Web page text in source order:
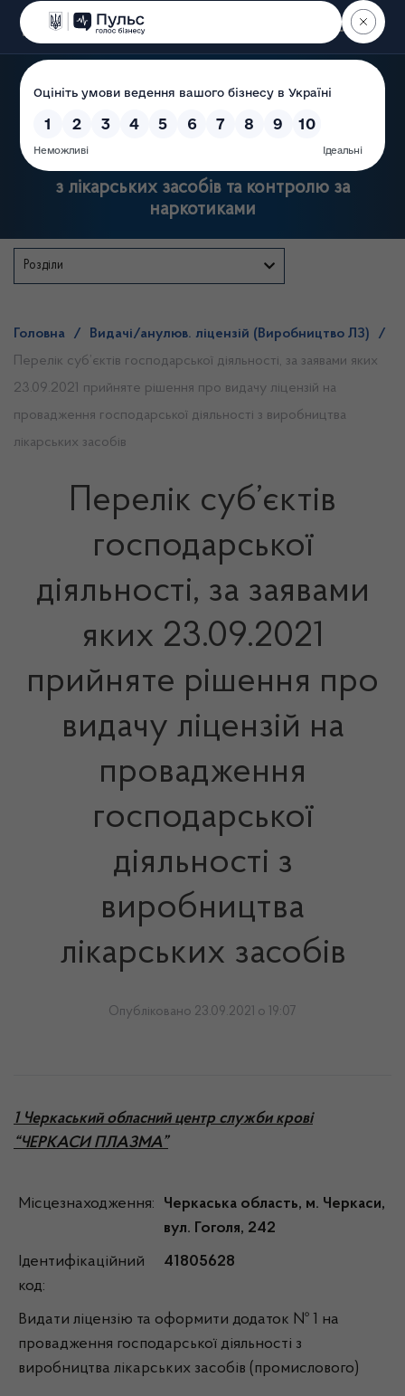
Пошук
Державна служба України
з лікарських засобів та контролю за
наркотиками
Розділи
Головна / Видачі/анулюв. ліцензій (Виробництво ЛЗ)
/
Перелік суб’єктів господарської діяльності, за заявами яких
23.09.2021 прийняте рішення про видачу ліцензій на
провадження господарської діяльності з виробництва
лікарських засобів
Перелік суб’єктів
господарської
діяльності, за заявами
яких 23.09.2021
прийняте рішення про
видачу ліцензій на
провадження
господарської
діяльності з
виробництва
лікарських засобів
Опубліковано 23.09.2021 о 19:07
1 Черкаський обласний центр служби крові
“ЧЕРКАСИ ПЛАЗМА”
Місцезнаходження:
Черкаська область, м. Черкаси,
вул. Гоголя, 242
Ідентифікаційний
код:
41805628
Видати ліцензію та оформити додаток № 1 на
провадження господарської діяльності з
виробництва лікарських засобів (промислового)